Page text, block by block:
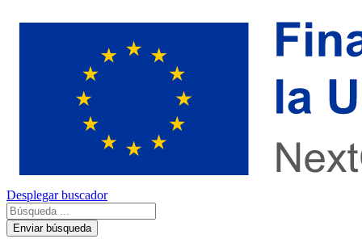
Desplegar buscador
Enviar búsqueda